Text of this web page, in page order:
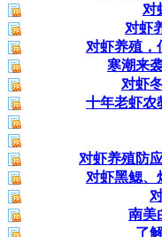
对
对虾
对虾养殖，
寒潮来
对虾
十年老虾农
对虾养殖防
对虾黑鳃、
南美
了